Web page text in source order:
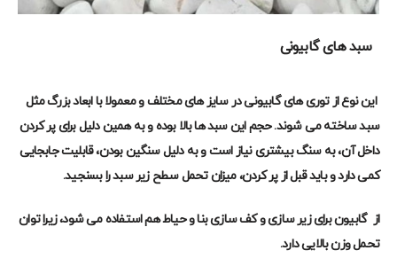
سبد های گابیونی
این نوع از توری های گابیونی در سایز های مختلف و معمولا با ابعاد بزرگ مثل
سبد ساخته می شوند. حجم این سبد ها بالا بوده و به همین دلیل برای پر کردن
داخل آن، به سنگ بیشتری نیاز است و به دلیل سنگین بودن، قابلیت جابجایی
کمی دارد و باید قبل از پر کردن، میزان تحمل سطح زیر سبد را بسنجید.
از گابیون برای زیر سازی و کف سازی بنا و حیاط هم استفاده می شود، زیرا توان
تحمل وزن بالایی دارد.